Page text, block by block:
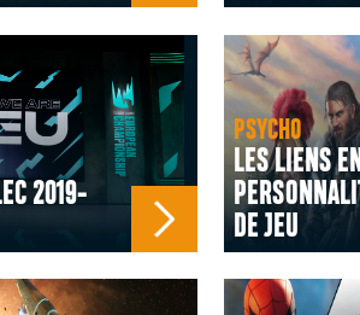
2019-
PSYCHO
LES LIENS
DE JEU